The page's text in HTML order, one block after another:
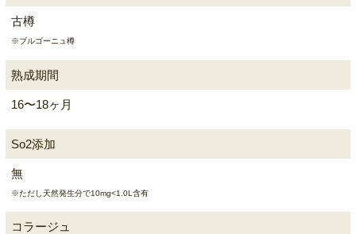
古樽
※ブルゴーニュ樽
熟成期間
16〜18ヶ月
So2添加
無
※ただし天然発生分で10mg<1.0L含有
コラージュ